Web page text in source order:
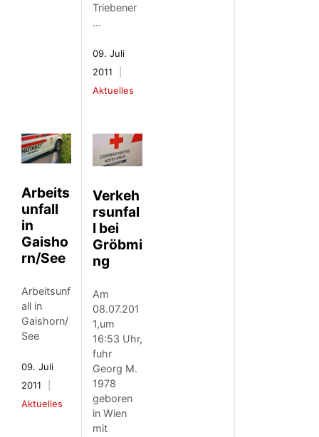
Triebener
…
09. Juli
2011
Aktuelles
Arbeits
unfall
in
Gaisho
rn/See
Arbeitsunf
all in
Gaishorn/
See
09. Juli
2011
Aktuelles
Verkeh
rsunfal
l bei
Gröbmi
ng
Am
08.07.201
1,um
16:53 Uhr,
fuhr
Georg M.
1978
geboren
in Wien
mit